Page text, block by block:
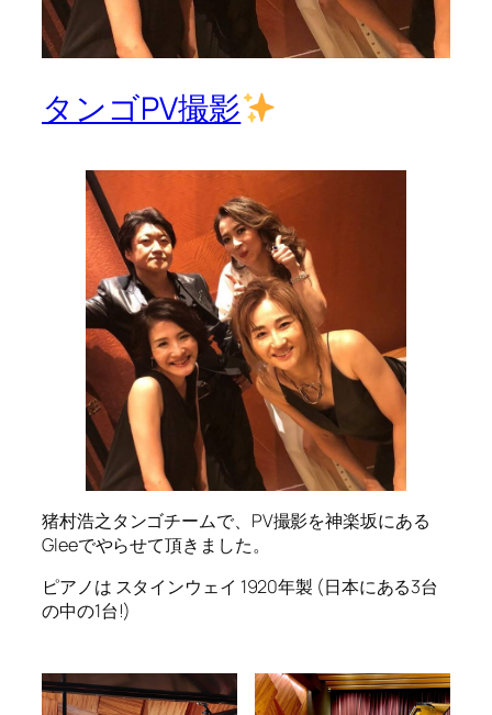
タンゴPV撮影
猪村浩之タンゴチームで、PV撮影を神楽坂にある
Gleeでやらせて頂きました。
ピアノは スタインウェイ 1920年製 (日本にある3台
の中の1台!)